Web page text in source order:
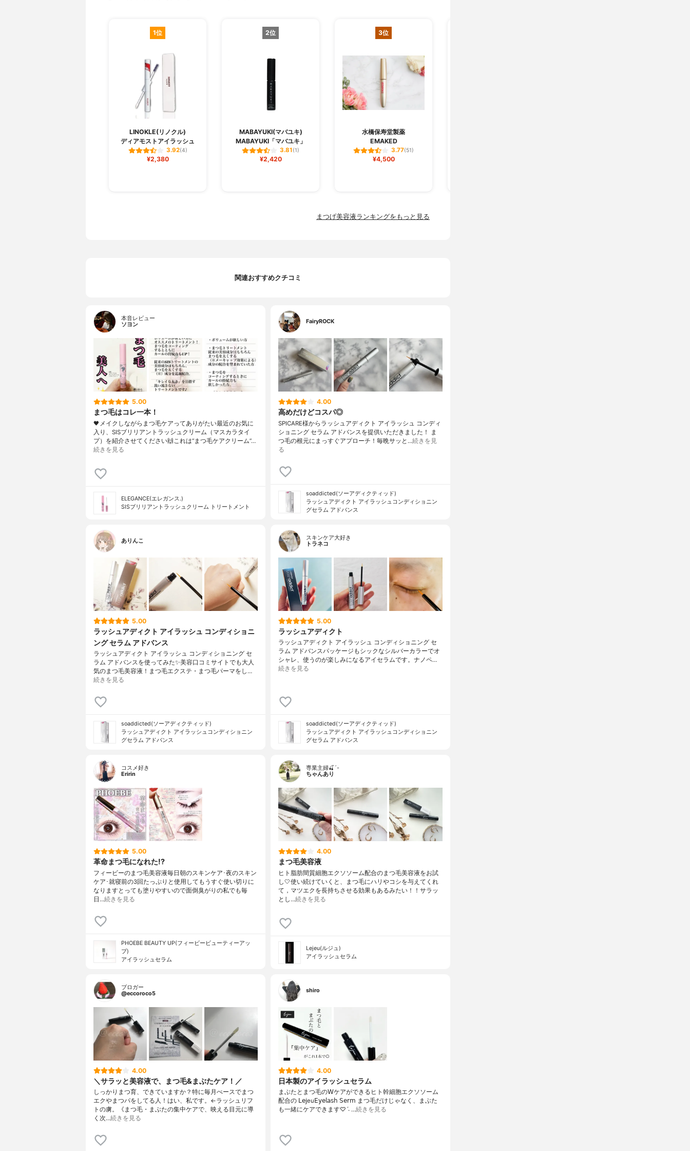
1位
LINOKLE(リノクル)
ディアモストアイラッシュ
3.92(4)
¥2,380
2位
MABAYUKI(マバユキ)
MABAYUKI「マバユキ」
3.81(1)
¥2,420
3位
水橋保寿堂製薬
EMAKED
3.77(51)
¥4,500
まつげ美容液ランキングをもっと見る
関連おすすめクチコミ
本音レビュー
ソヨン
5.00
まつ毛はコレ一本！
🖤メイクしながらまつ毛ケアってありがたい最近のお気に
入り、SISブリリアントラッシュクリーム（マスカラタイ
プ）を紹介させてください🙌これは“まつ毛ケアクリーム”…
続きを見る
ELEGANCE(エレガンス.)
SISブリリアントラッシュクリーム トリートメント
FairyROCK
4.00
高めだけどコスパ◎
SPICARE様からラッシュアディクト アイラッシュ コンディ
ショニング セラム アドバンスを提供いただきました！ ま
つ毛の根元にまっすぐアプローチ！毎晩サッと…続きを見
る
soaddicted(ソーアディクティッド)
ラッシュアディクト アイラッシュコンディショニン
グセラム アドバンス
ありんこ
5.00
ラッシュアディクト アイラッシュ コンディショニ
ング セラム アドバンス
ラッシュアディクト アイラッシュ コンディショニング セ
ラム アドバンスを使ってみた✨美容口コミサイトでも大人
気のまつ毛美容液！まつ毛エクステ・まつ毛パーマをし…
続きを見る
soaddicted(ソーアディクティッド)
ラッシュアディクト アイラッシュコンディショニン
グセラム アドバンス
スキンケア大好き
トラネコ
5.00
ラッシュアディクト
ラッシュアディクト アイラッシュ コンディショニング セ
ラム アドバンスパッケージもシックなシルバーカラーでオ
シャレ、使うのが楽しみになるアイセラムです。ナノペ…
続きを見る
soaddicted(ソーアディクティッド)
ラッシュアディクト アイラッシュコンディショニン
グセラム アドバンス
コスメ好き
Eririn
5.00
革命まつ毛になれた!?
フィービーのまつ毛美容液毎日朝のスキンケア･夜のスキン
ケア･就寝前の3回たっぷりと使用してもうすぐ使い切りに
なりますとっても塗りやすいので面倒臭がりの私でも毎
日…続きを見る
PHOEBE BEAUTY UP(フィービービューティーアッ
プ)
アイラッシュセラム
専業主婦🍒´-
ちゃんあり
4.00
まつ毛美容液
ヒト脂肪間質細胞エクソソーム配合のまつ毛美容液をお試
し🤍使い続けていくと、まつ毛にハリやコシを与えてくれ
て，マツエクを長持ちさせる効果もあるみたい！！サラッ
とし…続きを見る
Lejeu(ルジュ)
アイラッシュセラム
ブロガー
@eccoroco5
4.00
＼サラッと美容液で、まつ毛&まぶたケア！／
しっかりまつ育、できていますか？特に毎月ぺースでまつ
エクやまつパをしてる人！はい、私です。←ラッシュリフ
トの虜。《まつ毛・まぶたの集中ケアで、映える目元に導
く次…続きを見る
shiro
4.00
日本製のアイラッシュセラム
まぶたとまつ毛の𝖶ケアができるヒト幹細胞エクソソーム
配合の 𝖫𝖾𝗃eu𝖤𝗒𝖾𝗅𝖺𝗌𝗁 𝖲𝖾𝗋𝗆 まつ毛だけじゃなく、まぶた
も一緒にケアできます♡ˊ˗ …続きを見る